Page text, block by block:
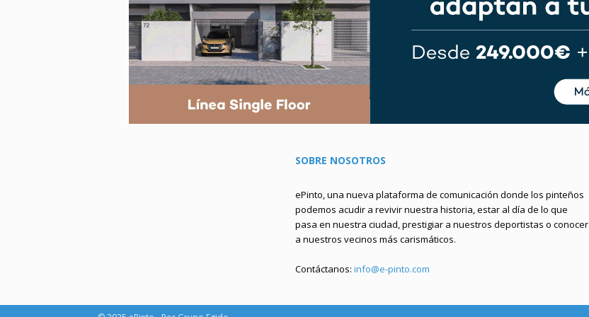
SOBRE NOSOTROS
ePinto, una nueva plataforma de comunicación donde los pinteños
podemos acudir a revivir nuestra historia, estar al día de lo que
pasa en nuestra ciudad, prestigiar a nuestros deportistas o conocer
a nuestros vecinos más carismáticos.
Contáctanos: info@e-pinto.com